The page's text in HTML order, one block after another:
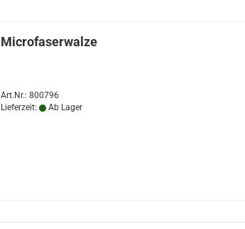
Microfaserwalze
Art.Nr.: 800796
Lieferzeit:
Ab Lager